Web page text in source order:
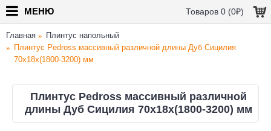
Товаров 0 (0₽)
МЕНЮ
Главная
Плинтус напольный
Плинтус Pedross массивный различной длины Дуб Сицилия
70x18x(1800-3200) мм
Плинтус Pedross массивный различной
длины Дуб Сицилия 70x18x(1800-3200) мм